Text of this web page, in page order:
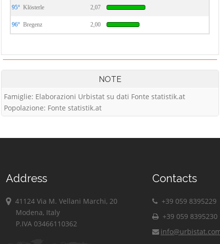
95° Klösterle 2,07
96° Bregenz 2,00
NOTE
Famiglie: Elaborazioni Urbistat su dati Fonte statistik.at
Popolazione: Fonte statistik.at
Address
41124 Via M. Vellani Marchi, 20
Modena, Italy
P.IVA 03466110362
Contacts
+39 059 8395229
+39 059 8395230